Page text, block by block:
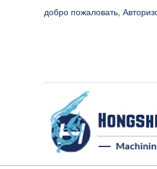
добро пожаловать,